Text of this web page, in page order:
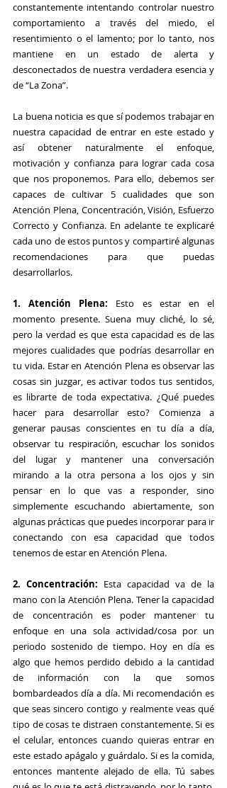
constantemente intentando controlar nuestro
comportamiento a través del miedo, el
resentimiento o el lamento; por lo tanto, nos
mantiene en un estado de alerta y
desconectados de nuestra verdadera esencia y
de “La Zona”.
La buena noticia es que sí podemos trabajar en
nuestra capacidad de entrar en este estado y
así obtener naturalmente el enfoque,
motivación y confianza para lograr cada cosa
que nos proponemos. Para ello, debemos ser
capaces de cultivar 5 cualidades que son
Atención Plena, Concentración, Visión, Esfuerzo
Correcto y Confianza. En adelante te explicaré
cada uno de estos puntos y compartiré algunas
recomendaciones para que puedas
desarrollarlos.
1. Atención Plena: Esto es estar en el
momento presente. Suena muy cliché, lo sé,
pero la verdad es que esta capacidad es de las
mejores cualidades que podrías desarrollar en
tu vida. Estar en Atención Plena es observar las
cosas sin juzgar, es activar todos tus sentidos,
es librarte de toda expectativa. ¿Qué puedes
hacer para desarrollar esto? Comienza a
generar pausas conscientes en tu día a día,
observar tu respiración, escuchar los sonidos
del lugar y mantener una conversación
mirando a la otra persona a los ojos y sin
pensar en lo que vas a responder, sino
simplemente escuchando abiertamente, son
algunas prácticas que puedes incorporar para ir
conectando con esa capacidad que todos
tenemos de estar en Atención Plena.
2. Concentración: Esta capacidad va de la
mano con la Atención Plena. Tener la capacidad
de concentración es poder mantener tu
enfoque en una sola actividad/cosa por un
periodo sostenido de tiempo. Hoy en día es
algo que hemos perdido debido a la cantidad
de información con la que somos
bombardeados día a día. Mi recomendación es
que seas sincero contigo y realmente veas qué
tipo de cosas te distraen constantemente. Si es
el celular, entonces cuando quieras entrar en
este estado apágalo y guárdalo. Si es la comida,
entonces mantente alejado de ella. Tú sabes